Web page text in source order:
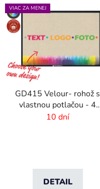
VIAC ZA MENEJ
GD415 Velour- rohož s
vlastnou potlačou - 4
mm vlas
10 dní
DETAIL